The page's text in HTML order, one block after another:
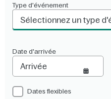
Type d'événement
Sélectionnez un type
Date d'arrivée
Dates flexibles